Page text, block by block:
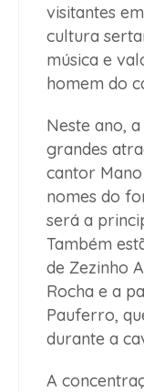
visitantes
cultura
música e
homem do
Neste ano,
grandes
cantor
nomes do
será a
Também
de Zezinho
Rocha e a
Pauferro,
durante a
A